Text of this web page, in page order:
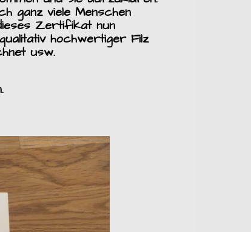
ganz viele Menschen
Zertifikat nun
hochwertiger Filz
usw.